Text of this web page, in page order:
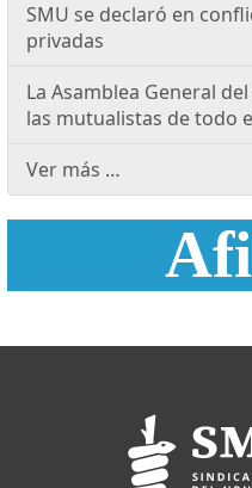
SMU se declaró en
privadas
La Asamblea General
las mutualistas de todo
Ver más …